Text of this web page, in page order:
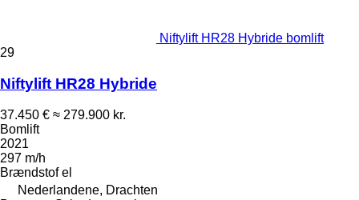
Niftylift HR28 Hybride bomlift
29
Niftylift HR28 Hybride
37.450 € ≈ 279.900 kr.
Bomlift
2021
297 m/h
Brændstof el
Nederlandene, Drachten